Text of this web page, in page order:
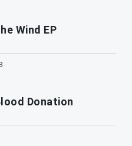
Wind EP
Donation